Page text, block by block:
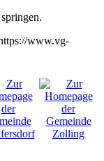
springen.
www.vg-